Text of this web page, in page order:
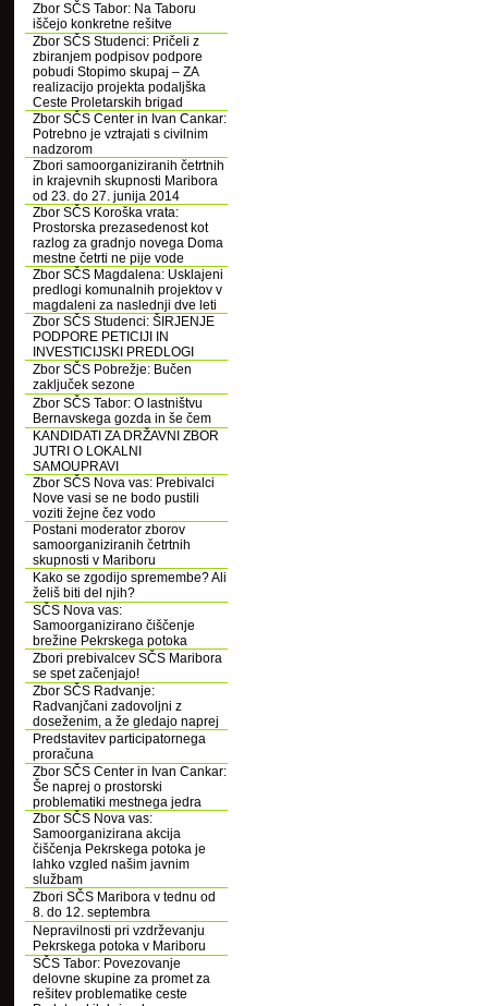
Zbor SČS Tabor: Na Taboru
iščejo konkretne rešitve
Zbor SČS Studenci: Pričeli z
zbiranjem podpisov podpore
pobudi Stopimo skupaj – ZA
realizacijo projekta podaljška
Ceste Proletarskih brigad
Zbor SČS Center in Ivan Cankar:
Potrebno je vztrajati s civilnim
nadzorom
Zbori samoorganiziranih četrtnih
in krajevnih skupnosti Maribora
od 23. do 27. junija 2014
Zbor SČS Koroška vrata:
Prostorska prezasedenost kot
razlog za gradnjo novega Doma
mestne četrti ne pije vode
Zbor SČS Magdalena: Usklajeni
predlogi komunalnih projektov v
magdaleni za naslednji dve leti
Zbor SČS Studenci: ŠIRJENJE
PODPORE PETICIJI IN
INVESTICIJSKI PREDLOGI
Zbor SČS Pobrežje: Bučen
zaključek sezone
Zbor SČS Tabor: O lastništvu
Bernavskega gozda in še čem
KANDIDATI ZA DRŽAVNI ZBOR
JUTRI O LOKALNI
SAMOUPRAVI
Zbor SČS Nova vas: Prebivalci
Nove vasi se ne bodo pustili
voziti žejne čez vodo
Postani moderator zborov
samoorganiziranih četrtnih
skupnosti v Mariboru
Kako se zgodijo spremembe? Ali
želiš biti del njih?
SČS Nova vas:
Samoorganizirano čiščenje
brežine Pekrskega potoka
Zbori prebivalcev SČS Maribora
se spet začenjajo!
Zbor SČS Radvanje:
Radvanjčani zadovoljni z
doseženim, a že gledajo naprej
Predstavitev participatornega
proračuna
Zbor SČS Center in Ivan Cankar:
Še naprej o prostorski
problematiki mestnega jedra
Zbor SČS Nova vas:
Samoorganizirana akcija
čiščenja Pekrskega potoka je
lahko vzgled našim javnim
službam
Zbori SČS Maribora v tednu od
8. do 12. septembra
Nepravilnosti pri vzdrževanju
Pekrskega potoka v Mariboru
SČS Tabor: Povezovanje
delovne skupine za promet za
rešitev problematike ceste